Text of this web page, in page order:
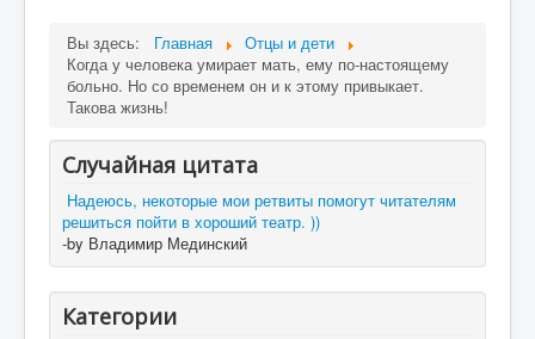
Вы здесь: Главная
Отцы и дети
Когда у человека умирает мать, ему по-настоящему
больно. Но со временем он и к этому привыкает.
Такова жизнь!
Случайная цитата
Надеюсь, некоторые мои ретвиты помогут читателям
решиться пойти в хороший театр. ))
-by Владимир Мединский
Категории